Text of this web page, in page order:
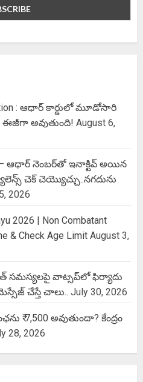
: ఆధార్ కార్డులో మూడోసారి
ఈజీగా అవుతుంది! August 6,
– ఆధార్ నెంబర్‌తో ఇనాక్టివ్ అయిన
చెక్ చెయ్యొచ్చు..నగదును
2026
2026 | Non Combatant
& Check Age Limit August 3,
సమస్యలపై వాట్సప్‌లో ఫిర్యాదు
చేస్తే చాలు.. July 30, 2026
₹ 7,500 అవుతుందా? కేంద్రం
28, 2026